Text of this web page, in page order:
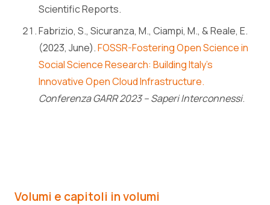
Scientific Reports.
Fabrizio, S., Sicuranza, M., Ciampi, M., & Reale, E.
(2023, June).FOSSR-Fostering Open Science in
Social Science Research: Building Italy’s
Innovative Open Cloud Infrastructure.
Conferenza GARR 2023 – Saperi Interconnessi.
Volumi e capitoli in volumi